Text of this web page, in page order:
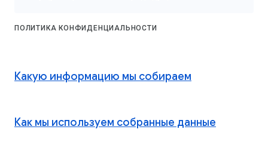
ПОЛИТИКА КОНФИДЕНЦИАЛЬНОСТИ
Какую информацию мы собираем
Как мы используем собранные данные